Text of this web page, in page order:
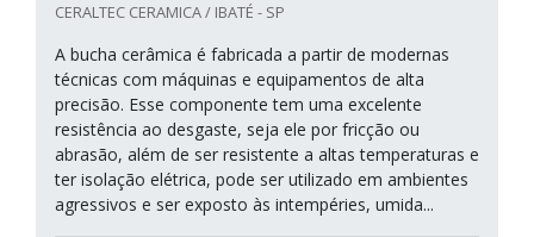
CERALTEC CERAMICA / IBATÉ - SP
A bucha cerâmica é fabricada a partir de modernas
técnicas com máquinas e equipamentos de alta
precisão. Esse componente tem uma excelente
resistência ao desgaste, seja ele por fricção ou
abrasão, além de ser resistente a altas temperaturas e
ter isolação elétrica, pode ser utilizado em ambientes
agressivos e ser exposto às intempéries, umida...